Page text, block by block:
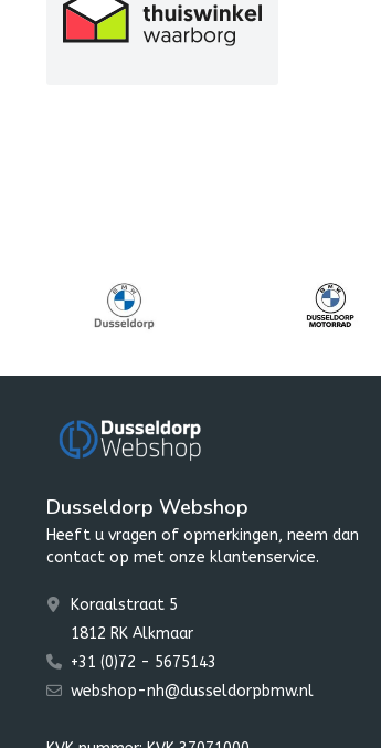
Dusseldorp Webshop
Heeft u vragen of opmerkingen, neem dan
contact op met onze klantenservice.
Koraalstraat 5
1812 RK Alkmaar
+31 (0)72 - 5675143
webshop-nh@dusseldorpbmw.nl